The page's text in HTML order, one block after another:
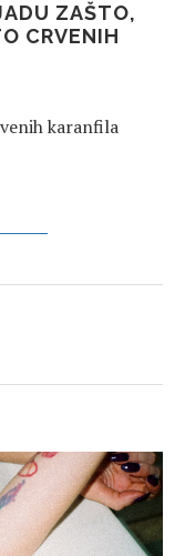
ZAŠTO,
CRVENIH
karanfila